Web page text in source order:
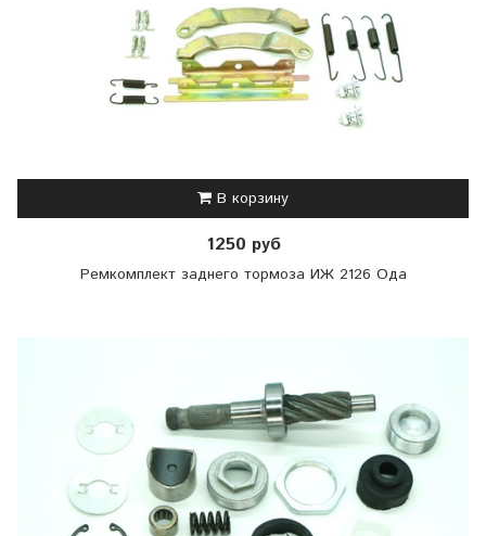
В корзину
1250 руб
Ремкомплект заднего тормоза ИЖ 2126 Ода